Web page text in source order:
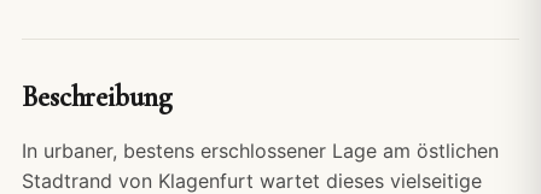
Beschreibung
In urbaner, bestens erschlossener Lage am östlichen
Stadtrand von Klagenfurt wartet dieses vielseitige